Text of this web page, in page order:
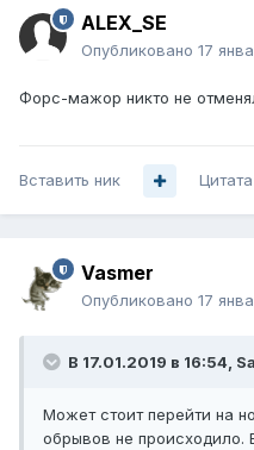
ALEX_SE
Опубликовано 17
Форс-мажор никто не
Вставить ник Цитата
Vasmer
Опубликовано 17
В 17.01.2019 в 16:54,
Может стоит перейти на
обрывов не происходило.